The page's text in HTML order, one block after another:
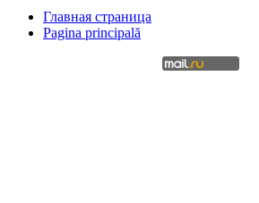
Главная страница
Pagina principală